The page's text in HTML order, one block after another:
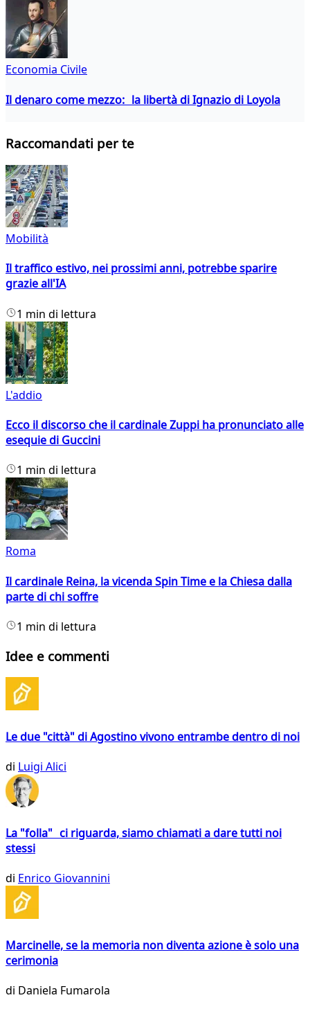
Economia Civile
Il denaro come mezzo: la libertà di Ignazio di Loyola
Raccomandati per te
Mobilità
Il traffico estivo, nei prossimi anni, potrebbe sparire
grazie all'IA
1 min di lettura
L'addio
Ecco il discorso che il cardinale Zuppi ha pronunciato alle
esequie di Guccini
1 min di lettura
Roma
Il cardinale Reina, la vicenda Spin Time e la Chiesa dalla
parte di chi soffre
1 min di lettura
Idee e commenti
Le due "città" di Agostino vivono entrambe dentro di noi
di Luigi Alici
La "folla" ci riguarda, siamo chiamati a dare tutti noi
stessi
di Enrico Giovannini
Marcinelle, se la memoria non diventa azione è solo una
cerimonia
di Daniela Fumarola